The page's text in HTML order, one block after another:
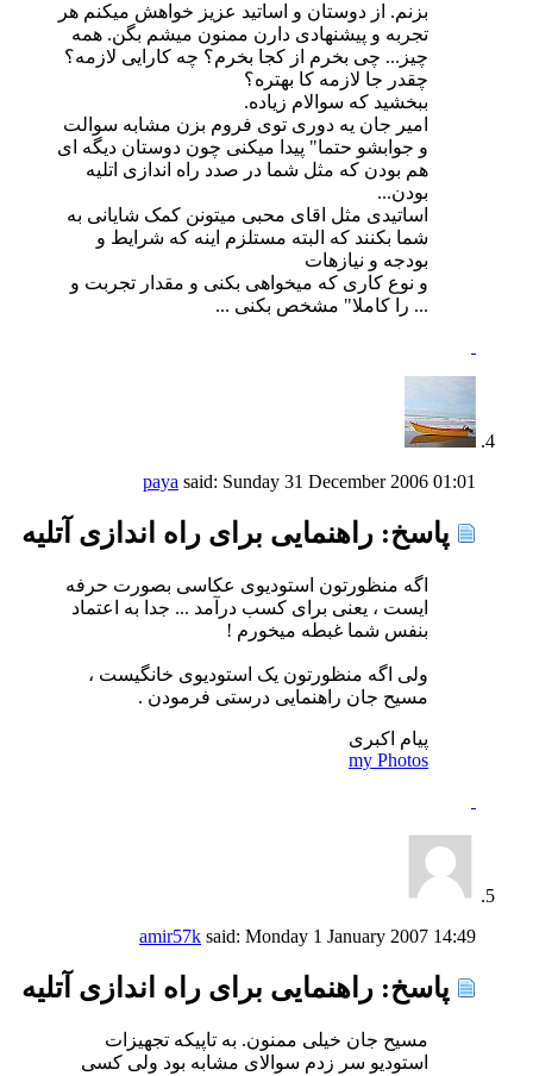
بزنم. از دوستان و اساتید عزیز خواهش میکنم هر
تجربه و پیشنهادی دارن ممنون میشم بگن. همه
چیز... چی بخرم از کجا بخرم؟ چه کارایی لازمه؟
چقدر جا لازمه کا بهتره؟
ببخشید که سوالام زیاده.
امیر جان یه دوری توی فروم بزن مشابه سوالت
و جوابشو حتما" پیدا میکنی چون دوستان دیگه ای
هم بودن که مثل شما در صدد راه اندازی اتلیه
بودن...
اساتیدی مثل اقای محبی میتونن کمک شایانی به
شما بکنند که البته مستلزم اینه که شرایط و
بودجه و نیازهات
و نوع کاری که میخواهی بکنی و مقدار تجربت و
... را کاملا" مشخص بکنی ...
paya said: Sunday 31 December 2006 01:01
پاسخ: راهنمایی برای راه اندازی آتلیه
اگه منظورتون استودیوی عکاسی بصورت حرفه
ایست ، یعنی برای کسب درآمد ... جدا به اعتماد
بنفس شما غبطه میخورم !
ولی اگه منظورتون یک استودیوی خانگیست ،
مسیح جان راهنمایی درستی فرمودن .
پیام اکبری
my Photos
amir57k said: Monday 1 January 2007 14:49
پاسخ: راهنمایی برای راه اندازی آتلیه
مسیح جان خیلی ممنون. به تاپیکه تجهیزات
استودیو سر زدم سوالای مشابه بود ولی کسی